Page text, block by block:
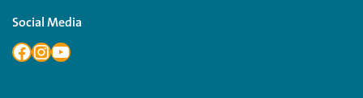
Social Media